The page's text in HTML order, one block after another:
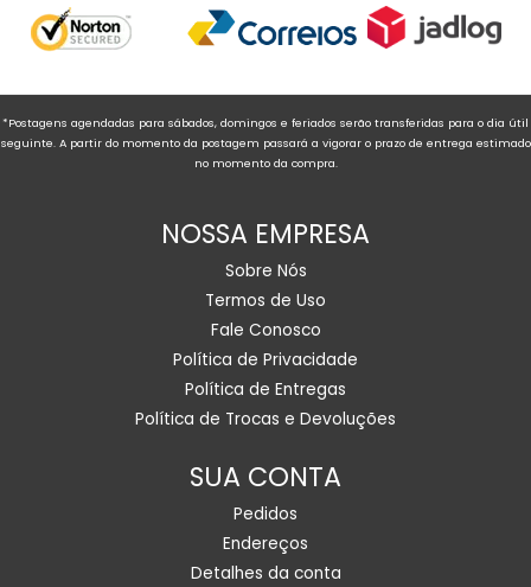
*Postagens agendadas para sábados, domingos e feriados serão transferidas para o dia útil
seguinte. A partir do momento da postagem passará a vigorar o prazo de entrega estimado
no momento da compra.
NOSSA EMPRESA
Sobre Nós
Termos de Uso
Fale Conosco
Política de Privacidade
Política de Entregas
Política de Trocas e Devoluções
SUA CONTA
Pedidos
Endereços
Detalhes da conta